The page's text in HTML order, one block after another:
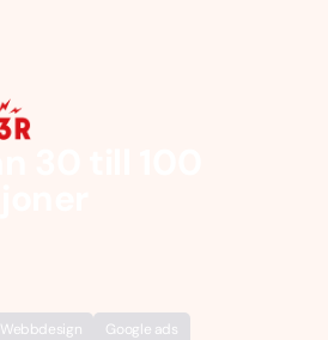
Webbdesign Google ads